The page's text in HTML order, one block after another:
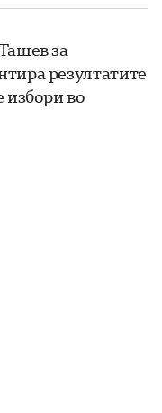
за
резултатите
избори во